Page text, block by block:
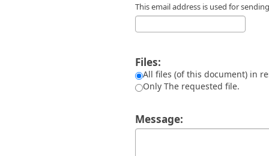
This email address is used for
Files:
All files (of this document) in
Only The requested file.
Message: